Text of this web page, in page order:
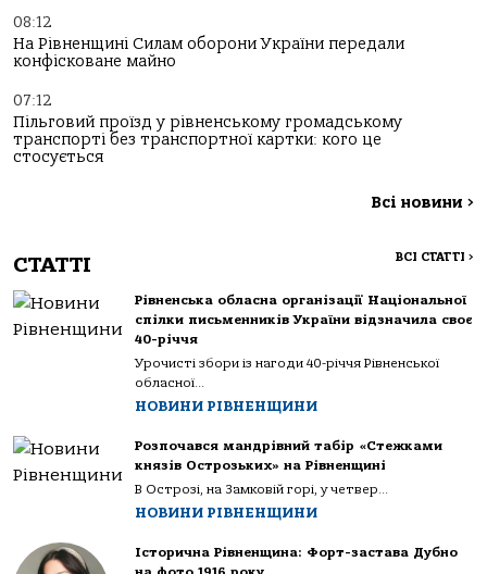
08:12
На Рівненщині Силам оборони України передали
конфісковане майно
07:12
Пільговий проїзд у рівненському громадському
транспорті без транспортної картки: кого це
стосується
Всі новини >
СТАТТІ ВСІ СТАТТІ >
Рівненська обласна організації Національної
спілки письменників України відзначила своє
40-річчя
Урочисті збори із нагоди 40-річчя Рівненської
обласної...
НОВИНИ РІВНЕНЩИНИ
Розпочався мандрівний табір «Стежками
князів Острозьких» на Рівненщині
В Острозі, на Замковій горі, у четвер...
НОВИНИ РІВНЕНЩИНИ
Історична Рівненщина: Форт-застава Дубно